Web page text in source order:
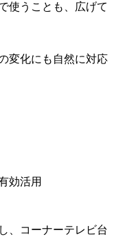
使うことも、広げて
変化にも自然に対応
効活用
、コーナーテレビ台